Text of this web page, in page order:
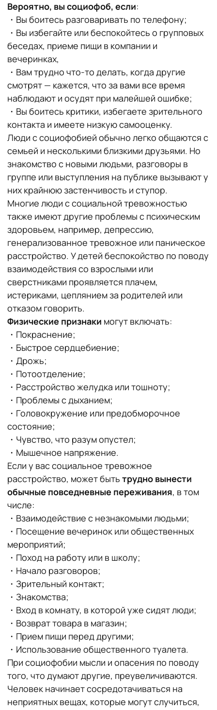
Вероятно, вы социофоб, если:
・Вы боитесь разговаривать по телефону;
・Вы избегайте или беспокойтесь о групповых
беседах, приеме пищи в компании и
вечеринках,
・Вам трудно что-то делать, когда другие
смотрят — кажется, что за вами все время
наблюдают и осудят при малейшей ошибке;
・Вы боитесь критики, избегаете зрительного
контакта и имеете низкую самооценку.
Люди с социофобией обычно легко общаются с
семьей и несколькими близкими друзьями. Но
знакомство с новыми людьми, разговоры в
группе или выступления на публике вызывают у
них крайнюю застенчивость и ступор.
Многие люди с социальной тревожностью
также имеют другие проблемы с психическим
здоровьем, например, депрессию,
генерализованное тревожное или паническое
расстройство. У детей беспокойство по поводу
взаимодействия со взрослыми или
сверстниками проявляется плачем,
истериками, цеплянием за родителей или
отказом говорить.
Физические признаки могут включать:
・Покраснение;
・Быстрое сердцебиение;
・Дрожь;
・Потоотделение;
・Расстройство желудка или тошноту;
・Проблемы с дыханием;
・Головокружение или предобморочное
состояние;
・Чувство, что разум опустел;
・Мышечное напряжение.
Если у вас социальное тревожное
расстройство, может быть трудно вынести
обычные повседневные переживания, в том
числе:
・Взаимодействие с незнакомыми людьми;
・Посещение вечеринок или общественных
мероприятий;
・Поход на работу или в школу;
・Начало разговоров;
・Зрительный контакт;
・Знакомства;
・Вход в комнату, в которой уже сидят люди;
・Возврат товара в магазин;
・Прием пищи перед другими;
・Использование общественного туалета.
При социофобии мысли и опасения по поводу
того, что думают другие, преувеличиваются.
Человек начинает сосредотачиваться на
неприятных вещах, которые могут случиться,